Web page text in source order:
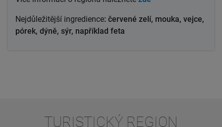
Nejdůležitější ingredience: červené zelí, mouka, vejce,
pórek, dýně, sýr, například feta
TURISTICKÝ REGION